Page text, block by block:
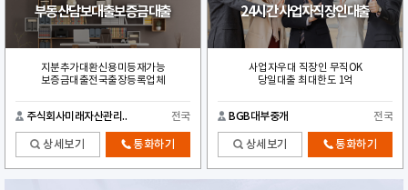
부동산담보대출보증금대출
지분추가대환신용미등재가능
보증금대출전국출장등록업체
주식회사미래자산관리.. 전국
상세보기 통화하기
24시간 사업자직장인대출
사업자우대 직장인 무직OK
당일대출 최대한도 1억
BGB대부중개 전국
상세보기 통화하기